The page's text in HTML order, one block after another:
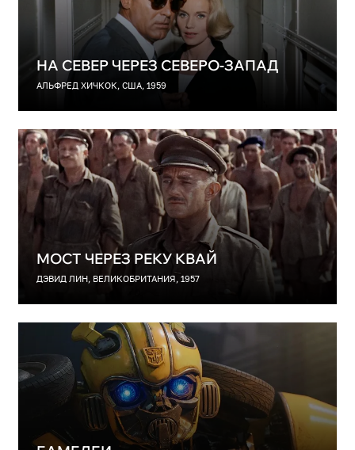
НА СЕВЕР ЧЕРЕЗ СЕВЕРО-ЗАПАД
АЛЬФРЕД ХИЧКОК, США, 1959
МОСТ ЧЕРЕЗ РЕКУ КВАЙ
ДЭВИД ЛИН, ВЕЛИКОБРИТАНИЯ, 1957